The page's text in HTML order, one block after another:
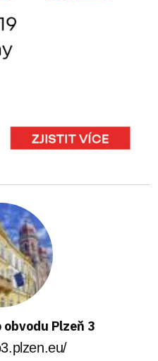
Plzeň 3